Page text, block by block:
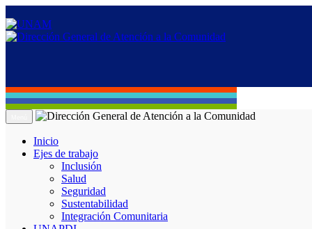
Inicio
Ejes de trabajo
Inclusión
Salud
Seguridad
Sustentabilidad
Integración Comunitaria